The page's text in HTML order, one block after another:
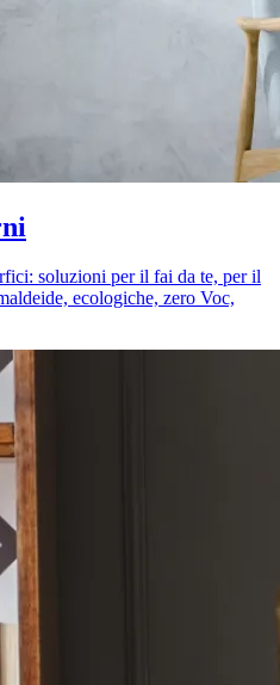
soluzioni per il fai da te, per il
ecologiche, zero Voc,